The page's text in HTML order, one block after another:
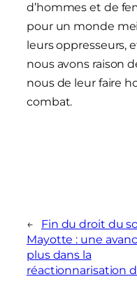
d’hommes et de
pour un monde
leurs oppresseurs,
nous avons raison
nous de leur faire
combat.
←
Fin du droit du
Mayotte : une
plus dans la
réactionnarisation